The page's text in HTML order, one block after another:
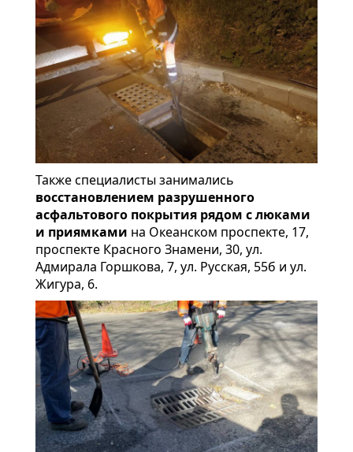
Также специалисты занимались
восстановлением разрушенного
асфальтового покрытия рядом с люками
и приямками на Океанском проспекте, 17,
проспекте Красного Знамени, 30, ул.
Адмирала Горшкова, 7, ул. Русская, 55б и ул.
Жигура, 6.